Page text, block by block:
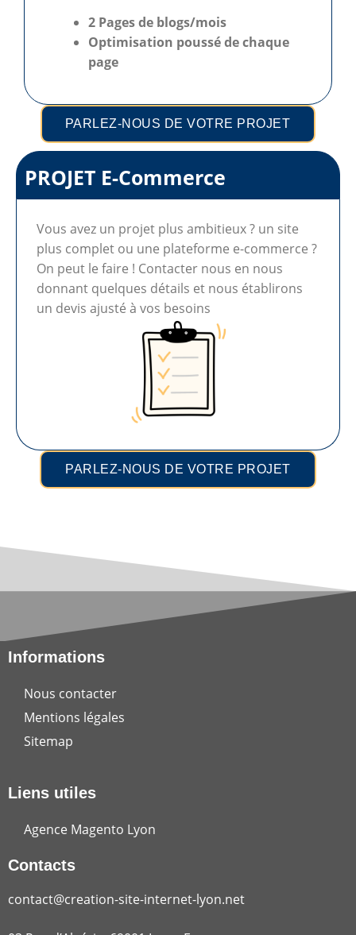
2 Pages de blogs/mois
Optimisation pousséde chaque
page
PARLEZ-NOUS DE VOTRE PROJET
PROJET E-Commerce
Vous avez un projet plus ambitieux ? un site
plus complet ou une plateforme e-commerce ?
On peut le faire ! Contacter nous en nous
donnant quelques détails et nous établirons
un devis ajusté à vos besoins
PARLEZ-NOUS DE VOTRE PROJET
Informations
Nous contacter
Mentions légales
Sitemap
Liens utiles
Agence Magento Lyon
Contacts
contact@creation-site-internet-lyon.net